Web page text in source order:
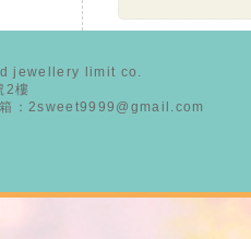
jewellery limit co.
2樓
：2sweet9999@gmail.com